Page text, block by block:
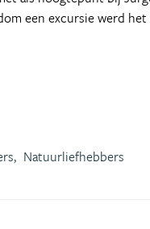
een excursie werd
Natuurliefhebbers